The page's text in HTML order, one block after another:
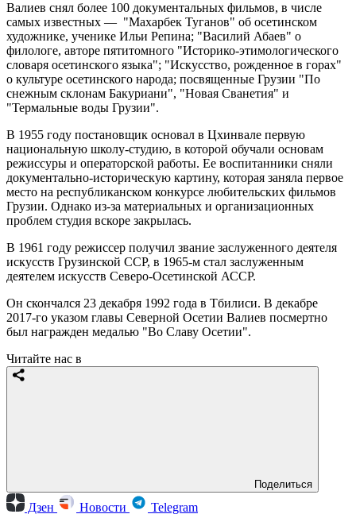
Валиев снял более 100 документальных фильмов, в числе
самых известных — "Махарбек Туганов" об осетинском
художнике, ученике Ильи Репина; "Василий Абаев" о
филологе, авторе пятитомного "Историко-этимологического
словаря осетинского языка"; "Искусство, рожденное в горах"
о культуре осетинского народа; посвященные Грузии "По
снежным склонам Бакуриани", "Новая Сванетия" и
"Термальные воды Грузии".
В 1955 году постановщик основал в Цхинвале первую
национальную школу-студию, в которой обучали основам
режиссуры и операторской работы. Ее воспитанники сняли
документально-историческую картину, которая заняла первое
место на республиканском конкурсе любительских фильмов
Грузии. Однако из-за материальных и организационных
проблем студия вскоре закрылась.
В 1961 году режиссер получил звание заслуженного деятеля
искусств Грузинской ССР, в 1965-м стал заслуженным
деятелем искусств Северо-Осетинской АССР.
Он скончался 23 декабря 1992 года в Тбилиси. В декабре
2017-го указом главы Северной Осетии Валиев посмертно
был награжден медалью "Во Славу Осетии".
Читайте нас в
Поделиться
Дзен Новости Telegram